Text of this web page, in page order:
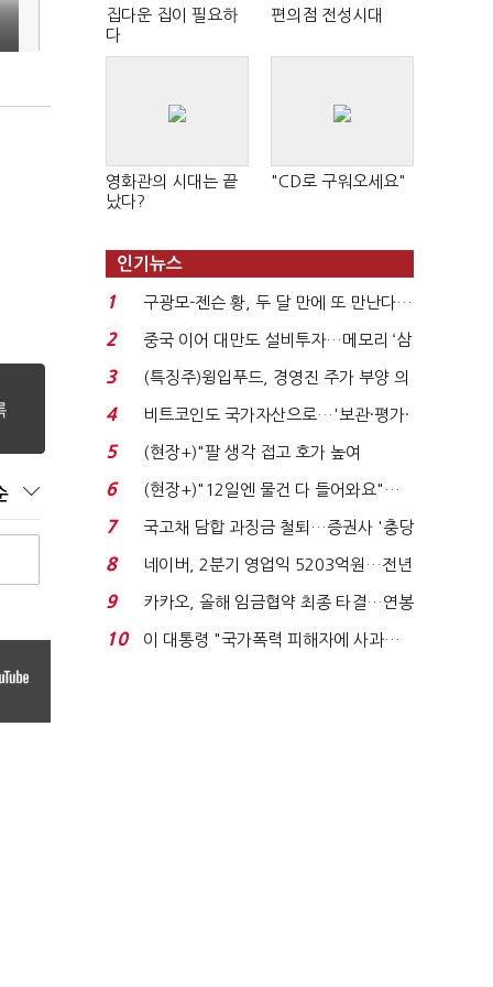
집다운 집이 필요하
다
편의점 전성시대
영화관의 시대는 끝
났다?
"CD로 구워오세요"
인기뉴스
1
구광모-젠슨 황, 두 달 만에 또 만난다…
로봇·AI 등 논...
2
중국 이어 대만도 설비투자…메모리 ‘삼
국전쟁’
3
(특징주)윙입푸드, 경영진 주가 부양 의
지에 상한가...
4
비트코인도 국가자산으로…'보관·평가·
처분' 기준은 ...
5
(현장+)"팔 생각 접고 호가 높여
요"…'덜 똘똘한 한 채' 20...
6
(현장+)"12일엔 물건 다 들어와요"…
빈 매대 채우며 문 연 ...
7
국고채 담합 과징금 철퇴…증권사 '충당
금 폭탄' 우려...
8
네이버, 2분기 영업익 5203억원…전년
비 0.2% 감소...
9
카카오, 올해 임금협약 최종 타결…연봉
6.3% 인상·격려...
10
이 대통령 "국가폭력 피해자에 사과…